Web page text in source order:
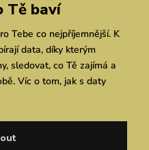
Tě baví
Tebe co nejpříjemnější. K
data, díky kterým
sledovat, co Tě zajímá a
Víc o tom, jak s daty